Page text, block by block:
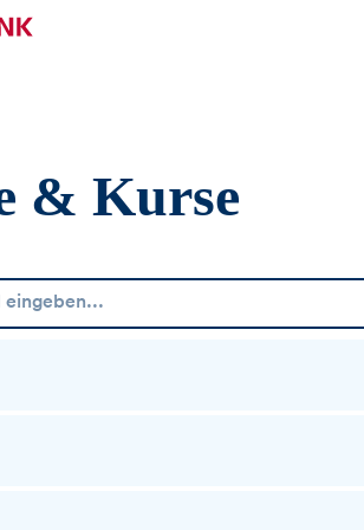
Aktuelle Auswahl:
& Kurse